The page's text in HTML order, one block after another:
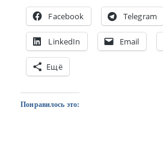
Facebook Telegram
LinkedIn Email
Ещё
Понравилось это: